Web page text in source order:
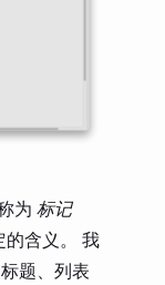
为 标记
的含义。 我
题、列表